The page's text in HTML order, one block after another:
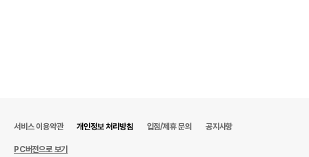
서비스 이용약관 개인정보 처리방침 입점/제휴 문의 공지사항
PC버전으로 보기